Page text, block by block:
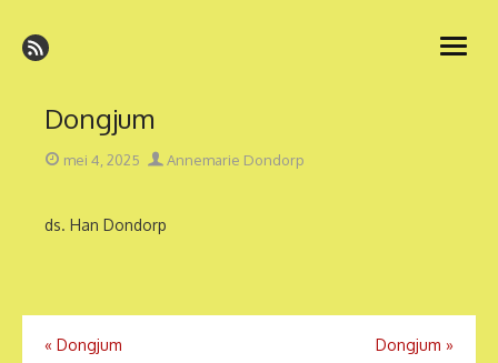
naar
de
open
Dongjum
Geplaatst
mei 4, 2025 Auteur
Annemarie Dondorp
ds. Han Dondorp
Bericht
« Dongjum Dongjum »